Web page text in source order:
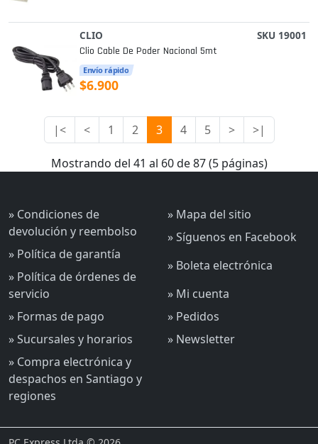
CLIO SKU 19001
Clio Cable De Poder Nacional 5mt
Envío rápido
$6.900
|< < 1 2 3 4 5 > >|
Mostrando del 41 al 60 de 87 (5 páginas)
» Condiciones de
devolución y reembolso
» Política de garantía
» Política de órdenes de
servicio
» Formas de pago
» Sucursales y horarios
» Compra electrónica y
despachos en Santiago y
regiones
» Mapa del sitio
» Síguenos en Facebook
» Boleta electrónica
» Mi cuenta
» Pedidos
» Newsletter